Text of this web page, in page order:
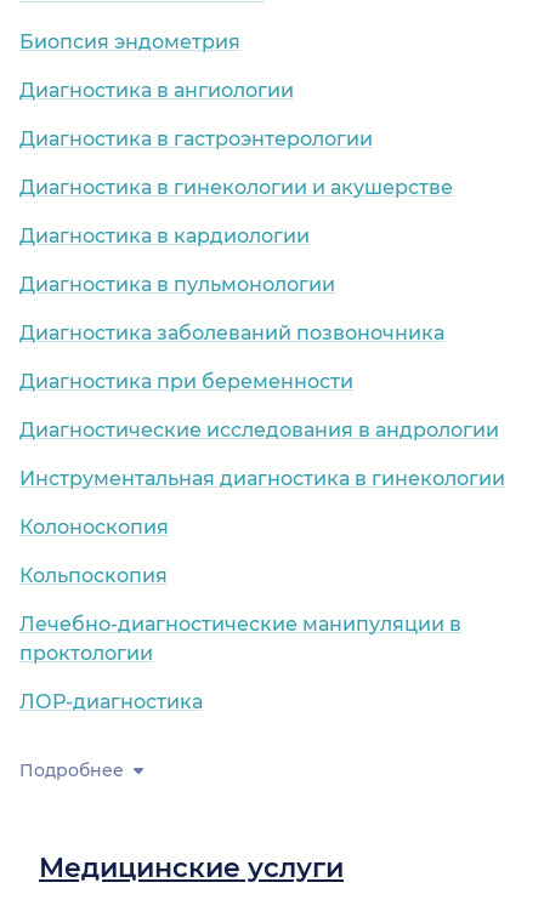
Биопсия эндометрия
Диагностика в ангиологии
Диагностика в гастроэнтерологии
Диагностика в гинекологии и акушерстве
Диагностика в кардиологии
Диагностика в пульмонологии
Диагностика заболеваний позвоночника
Диагностика при беременности
Диагностические исследования в андрологии
Инструментальная диагностика в гинекологии
Колоноскопия
Кольпоскопия
Лечебно-диагностические манипуляции в
проктологии
ЛОР-диагностика
Подробнее
Медицинские услуги